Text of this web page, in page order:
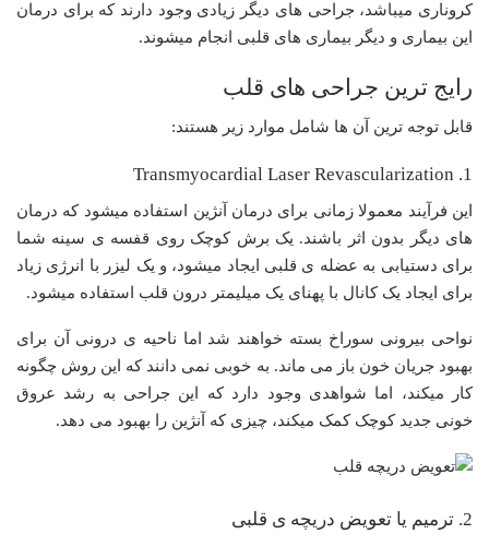
کروناری میباشد، جراحی های دیگر زیادی وجود دارند که برای درمان
این بیماری و دیگر بیماری های قلبی انجام میشوند.
رایج ترین جراحی های قلب
قابل توجه ترین آن ها شامل موارد زیر هستند:
1. Transmyocardial Laser Revascularization
این فرآیند معمولا زمانی برای درمان آنژین استفاده میشود که درمان
های دیگر بدون اثر باشند. یک برش کوچک روی قفسه ی سینه شما
برای دستیابی به عضله ی قلبی ایجاد میشود، و یک لیزر با انرژی زیاد
برای ایجاد یک کانال با پهنای یک میلیمتر درون قلب استفاده میشود.
نواحی بیرونی سوراخ بسته خواهند شد اما ناحیه ی درونی آن برای
بهبود جریان خون باز می ماند. به خوبی نمی دانند که این روش چگونه
کار میکند، اما شواهدی وجود دارد که این جراحی به رشد عروق
خونی جدید کوچک کمک میکند، چیزی که آنژین را بهبود می دهد.
2. ترمیم یا تعویض دریچه ی قلبی